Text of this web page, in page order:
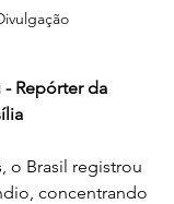
Repórter da
o Brasil registrou
concentrando